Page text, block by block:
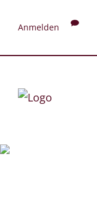
Anmelden